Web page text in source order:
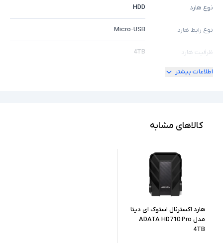
نوع هارد HDD
نوع رابط هارد Micro-USB
ظرفیت هارد 4TB
سایر توضیحات
اطلاعات بیشتر
کالاهای مشابه
هارد اکسترنال استوک ای دیتا
مدل ADATA HD710 Pro
4TB